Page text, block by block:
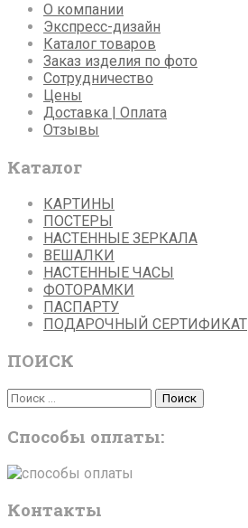
О компании
Экспресс-дизайн
Каталог товаров
Заказ изделия по фото
Сотрудничество
Цены
Доставка | Оплата
Отзывы
Каталог
КАРТИНЫ
ПОСТЕРЫ
НАСТЕННЫЕ ЗЕРКАЛА
ВЕШАЛКИ
НАСТЕННЫЕ ЧАСЫ
ФОТОРАМКИ
ПАСПАРТУ
ПОДАРОЧНЫЙ СЕРТИФИКАТ
ПОИСК
Поиск Поиск
Способы оплаты:
Контакты